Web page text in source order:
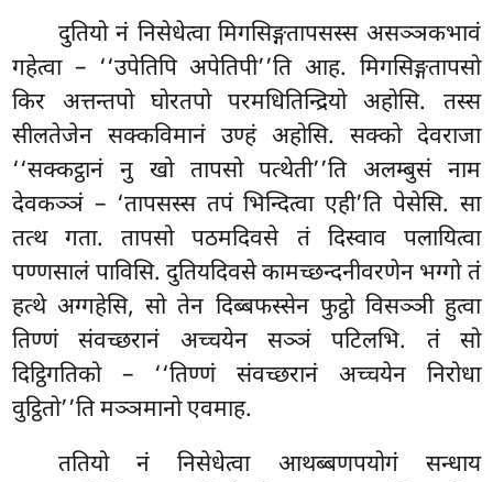
दुतियोनं निसेधेत्वा मिगसिङ्गतापसस्स असञ्ञकभावं
गहेत्वा – ‘‘उपेतिपि अपेतिपी’’ति आह. मिगसिङ्गतापसो
किर अत्तन्तपो घोरतपो परमधितिन्द्रियो अहोसि. तस्स
सीलतेजेन सक्कविमानं उण्हं अहोसि. सक्को देवराजा
‘‘सक्कट्ठानं नु खो तापसो पत्थेती’’ति अलम्बुसं नाम
देवकञ्ञं – ‘तापसस्स तपं भिन्दित्वा एही’ति पेसेसि. सा
तत्थ गता. तापसो पठमदिवसे तं दिस्वाव पलायित्वा
पण्णसालं पाविसि. दुतियदिवसे कामच्छन्दनीवरणेन भग्गो तं
हत्थे अग्गहेसि, सो तेन दिब्बफस्सेन फुट्ठो विसञ्ञी हुत्वा
तिण्णंसंवच्छरानं अच्चयेन सञ्ञं पटिलभि. तं सो
दिट्ठिगतिको – ‘‘तिण्णं संवच्छरानं अच्चयेन निरोधा
वुट्ठितो’’ति मञ्ञमानो एवमाह.
ततियो नं निसेधेत्वा आथब्बणपयोगं सन्धाय